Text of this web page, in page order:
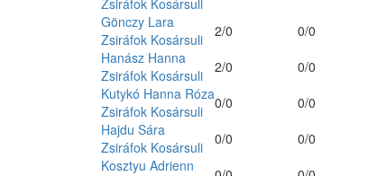
Gönczy Lara
Zsiráfok Kosársuli
2/0
0/0
Hanász Hanna
Zsiráfok Kosársuli
2/0
0/0
Kutykó Hanna Róza
Zsiráfok Kosársuli
0/0
0/0
Hajdu Sára
Zsiráfok Kosársuli
0/0
0/0
Kosztyu Adrienn